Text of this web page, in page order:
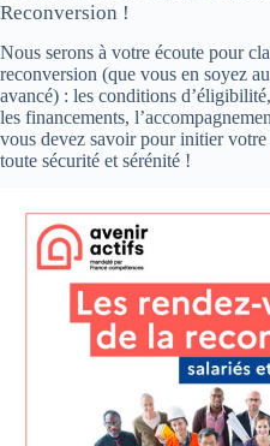
Reconversion !
Nous serons à votre écoute pour
reconversion (que vous en soyez
avancé) : les conditions
les financements,
vous devez savoir pour initier votre
toute sécurité et sérénité !